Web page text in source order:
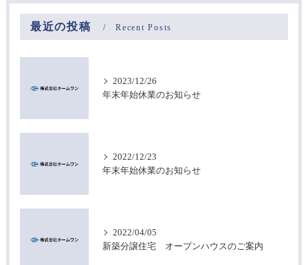
最近の投稿 Recent Posts
2023/12/26
年末年始休業のお知らせ
2022/12/23
年末年始休業のお知らせ
2022/04/05
新築分譲住宅 オープンハウスのご案内